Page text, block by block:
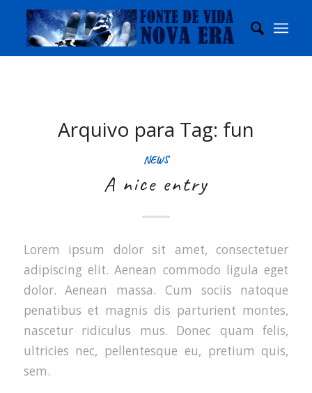
Arquivo para Tag: fun
NEWS
A nice entry
Lorem ipsum dolor sit amet, consectetuer
adipiscing elit. Aenean commodo ligula eget
dolor. Aenean massa. Cum sociis natoque
penatibus et magnis dis parturient montes,
nascetur ridiculus mus. Donec quam felis,
ultricies nec, pellentesque eu, pretium quis,
sem.